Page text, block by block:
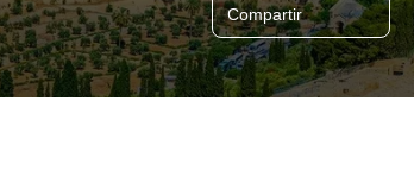
Compartir